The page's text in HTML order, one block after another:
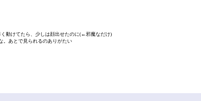
く動けてたら、少しは顔出せたのに(←邪魔なだけ)
。あとで見られるのありがたい